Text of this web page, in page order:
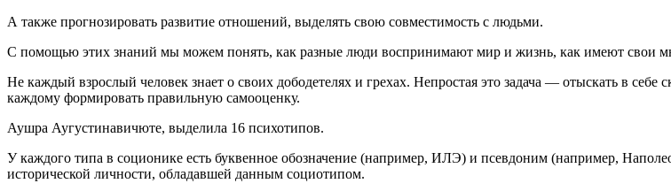
А также прогнозировать развитие отношений, выделять свою совместимость с людьми.
С помощью этих знаний мы можем понять, как разные люди воспринимают мир и жизнь, как имеют свои
Не каждый взрослый человек знает о своих дободетелях и грехах. Непростая это задача — отыскать в
каждому формировать правильную самооценку.
Аушра Аугустинавичюте, выделила 16 психотипов.
У каждого типа в соционике есть буквенное обозначение (например, ИЛЭ) и псевдоним (например,
исторической личности, обладавшей данным социотипом.